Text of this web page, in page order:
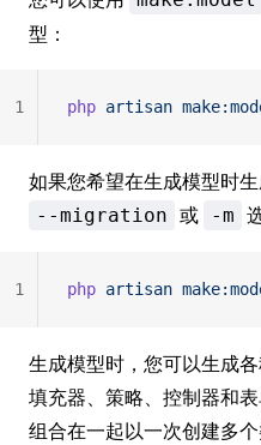
型：
php artisan
1
如果您希望在生成模型时
--migration 或 -m
php artisan
1
生成模型时，您可以生成
填充器、策略、控制器和
组合在一起以一次创建多个